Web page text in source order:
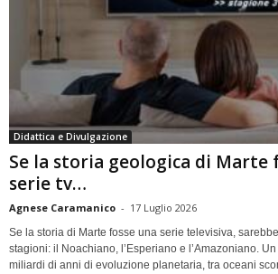
Didattica e Divulgazione
Se la storia geologica di Marte
serie tv…
Agnese Caramanico - 17 Luglio 2026
Se la storia di Marte fosse una serie televisiva,
stagioni: il Noachiano, l’Esperiano e l’Amazoniano.
miliardi di anni di evoluzione planetaria, tra oceani